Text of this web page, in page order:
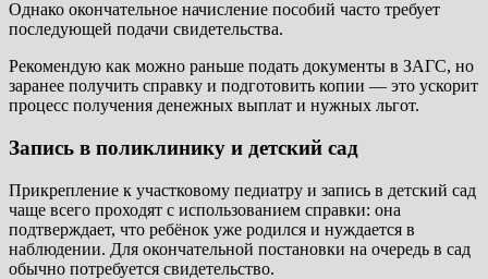
Однако окончательное начисление пособий часто требует
последующей подачи свидетельства.
Рекомендую как можно раньше подать документы в ЗАГС, но
заранее получить справку и подготовить копии — это ускорит
процесс получения денежных выплат и нужных льгот.
Запись в поликлинику и детский сад
Прикрепление к участковому педиатру и запись в детский сад
чаще всего проходят с использованием справки: она
подтверждает, что ребёнок уже родился и нуждается в
наблюдении. Для окончательной постановки на очередь в сад
обычно потребуется свидетельство.